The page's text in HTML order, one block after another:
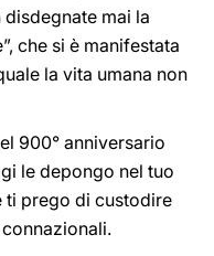
disdegnate mai la
che si è manifestata
la vita umana non
900° anniversario
le depongo nel tuo
ti prego di custodire